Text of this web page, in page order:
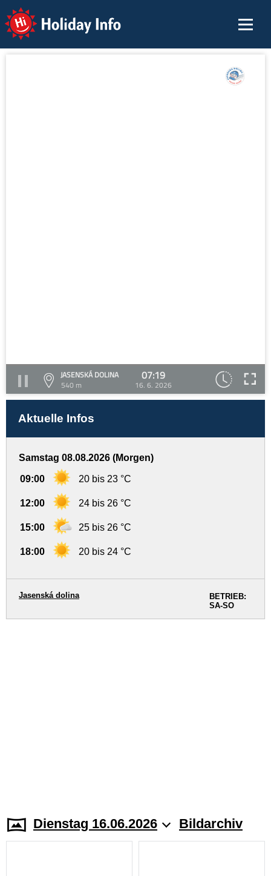
Holiday Info
JASENSKÁ DOLINA
540 m
07:19
16. 6. 2026
Aktuelle Infos
Samstag 08.08.2026 (Morgen)
09:00 20 bis 23 °C
12:00 24 bis 26 °C
15:00 25 bis 26 °C
18:00 20 bis 24 °C
BETRIEB:
SA-SO
Jasenská dolina
Dienstag 16.06.2026 Bildarchiv